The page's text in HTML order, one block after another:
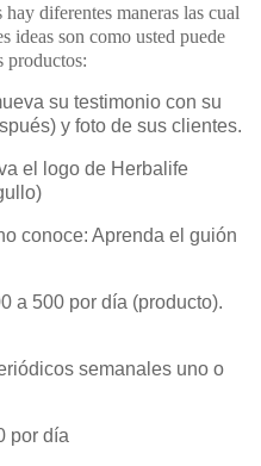
diferentes maneras las cual
ideas son como usted puede
productos:
su testimonio con su
y foto de sus clientes.
el logo de Herbalife
conoce: Aprenda el guión
a 500 por día (producto).
semanales uno o
por día